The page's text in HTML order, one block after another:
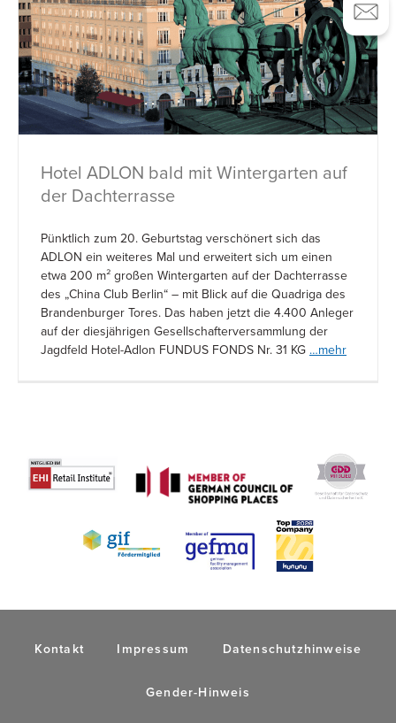
Hotel ADLON bald mit Wintergarten auf
der Dachterrasse
Pünktlich zum 20. Geburtstag verschönert sich das
ADLON ein weiteres Mal und erweitert sich um einen
etwa 200 m² großen Wintergarten auf der Dachterrasse
des „China Club Berlin“ – mit Blick auf die Quadriga des
Brandenburger Tores. Das haben jetzt die 4.400 Anleger
auf der diesjährigen Gesellschafterversammlung der
Jagdfeld Hotel-Adlon FUNDUS FONDS Nr. 31 KG …mehr
Kontakt Impressum Datenschutzhinweise
Gender-Hinweis